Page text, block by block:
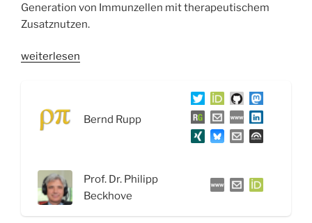
Generation von Immunzellen mit therapeutischem
Zusatznutzen.
„WSR086
Checkpoint,
und
TRUCKs
weiterlesen
Bernd Rupp
Prof. Dr. Philipp
Beckhove